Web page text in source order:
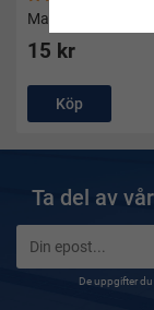
Magnet kräfta
15 kr
Köp
Ta del av
De uppgifter